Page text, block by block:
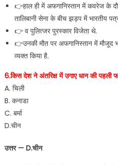
👉हाल ही में अफगानिस्तान में कवरेज के
तालिबानी सेना के बीच झड़प में भारतीय
👉 व पुलित्जर पुरस्कार विजेता थे.
👉उनकी मौत पर अफगानिस्‍तान में मौजूद
व्‍यक्‍त किया है.
6.किस देश ने अंतरिक्ष में उगाए धान की पहली
A. चिली
B. कनाडा
C. बर्मा
D.चीन
उत्तर — D.चीन